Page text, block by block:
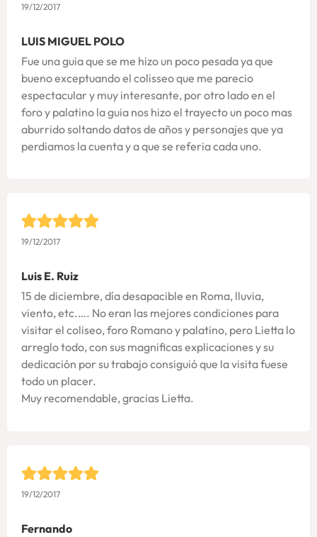
19/12/2017
LUIS MIGUEL POLO
Fue una guia que se me hizo un poco pesada ya que
bueno exceptuando el colisseo que me parecio
espectacular y muy interesante, por otro lado en el
foro y palatino la guia nos hizo el trayecto un poco mas
aburrido soltando datos de años y personajes que ya
perdiamos la cuenta y a que se referia cada uno.
19/12/2017
Luis E. Ruiz
15 de diciembre, día desapacible en Roma, lluvia,
viento, etc.…. No eran las mejores condiciones para
visitar el coliseo, foro Romano y palatino, pero Lietta lo
arreglo todo, con sus magnificas explicaciones y su
dedicación por su trabajo consiguió que la visita fuese
todo un placer.
Muy recomendable, gracias Lietta.
19/12/2017
Fernando